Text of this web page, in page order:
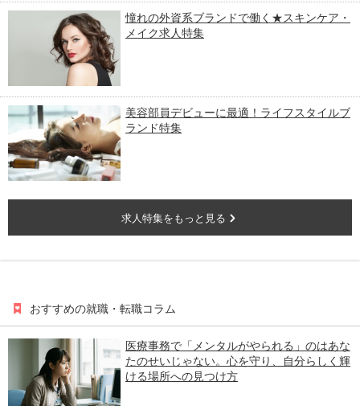
憧れの外資系ブランドで働く★スキンケア・
メイク求人特集
美容部員デビューに最適！ライフスタイルブ
ランド特集
求人特集をもっと見る
おすすめの就職・転職コラム
医療事務で「メンタルがやられる」のはあな
たのせいじゃない。心を守り、自分らしく輝
ける場所への見つけ方